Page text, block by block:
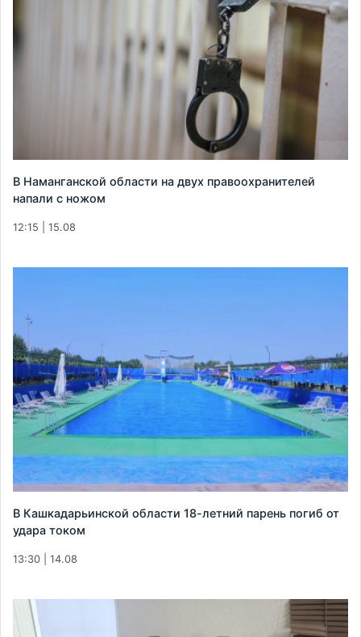
В Наманганской области на двух правоохранителей
напали с ножом
12:15 | 15.08
В Кашкадарьинской области 18-летний парень погиб от
удара током
13:30 | 14.08